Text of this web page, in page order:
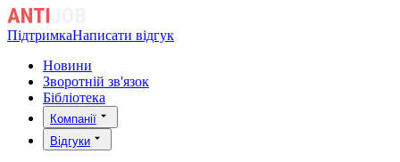
ПідтримкаНаписати відгук
Новини
Зворотній зв'язок
Бібліотека
Компанії
Відгуки